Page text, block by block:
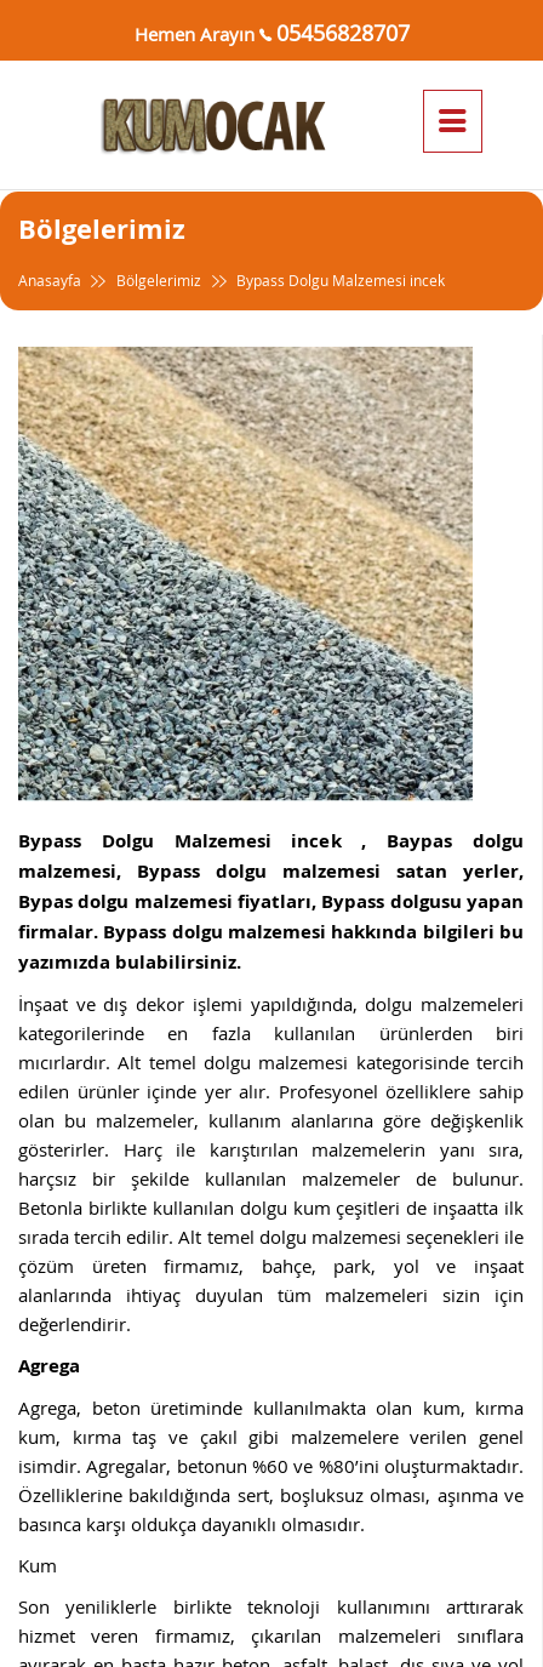
Hemen Arayın 05456828707
Bölgelerimiz
Anasayfa Bölgelerimiz Bypass Dolgu Malzemesi incek
Bypass Dolgu Malzemesi incek , Baypas dolgu
malzemesi, Bypass dolgu malzemesi satan yerler,
Bypas dolgu malzemesi fiyatları, Bypass dolgusu yapan
firmalar. Bypass dolgu malzemesi hakkında bilgileri bu
yazımızda bulabilirsiniz.
İnşaat ve dış dekor işlemi yapıldığında, dolgu malzemeleri
kategorilerinde en fazla kullanılan ürünlerden biri
mıcırlardır. Alt temel dolgu malzemesi kategorisinde tercih
edilen ürünler içinde yer alır. Profesyonel özelliklere sahip
olan bu malzemeler, kullanım alanlarına göre değişkenlik
gösterirler. Harç ile karıştırılan malzemelerin yanı sıra,
harçsız bir şekilde kullanılan malzemeler de bulunur.
Betonla birlikte kullanılan dolgu kum çeşitleri de inşaatta ilk
sırada tercih edilir. Alt temel dolgu malzemesi seçenekleri ile
çözüm üreten firmamız, bahçe, park, yol ve inşaat
alanlarında ihtiyaç duyulan tüm malzemeleri sizin için
değerlendirir.
Agrega
Agrega, beton üretiminde kullanılmakta olan kum, kırma
kum, kırma taş ve çakıl gibi malzemelere verilen genel
isimdir. Agregalar, betonun %60 ve %80’ini oluşturmaktadır.
Özelliklerine bakıldığında sert, boşluksuz olması, aşınma ve
basınca karşı oldukça dayanıklı olmasıdır.
Kum
Son yeniliklerle birlikte teknoloji kullanımını arttırarak
hizmet veren firmamız, çıkarılan malzemeleri sınıflara